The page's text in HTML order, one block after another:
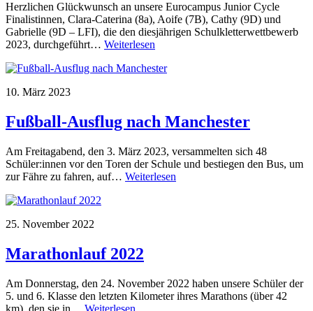
Herzlichen Glückwunsch an unsere Eurocampus Junior Cycle
Finalistinnen, Clara-Caterina (8a), Aoife (7B), Cathy (9D) und
Gabrielle (9D – LFI), die den diesjährigen Schulkletterwettbewerb
2023, durchgeführt… Weiterlesen
10. März 2023
Fußball-Ausflug nach Manchester
Am Freitagabend, den 3. März 2023, versammelten sich 48
Schüler:innen vor den Toren der Schule und bestiegen den Bus, um
zur Fähre zu fahren, auf… Weiterlesen
25. November 2022
Marathonlauf 2022
Am Donnerstag, den 24. November 2022 haben unsere Schüler der
5. und 6. Klasse den letzten Kilometer ihres Marathons (über 42
km), den sie in… Weiterlesen